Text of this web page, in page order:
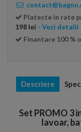
Plateste in rate
198 lei - Vezi detalii
Finantare 100 %
Descriere
Set PROMO 3
lavoar,